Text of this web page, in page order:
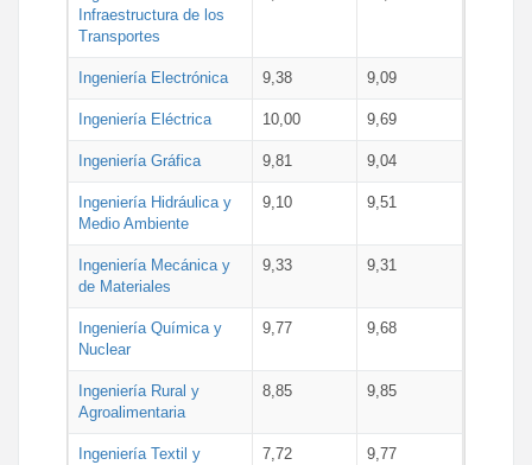
Infraestructura de los
Transportes
Ingeniería Electrónica 9,38 9,09
Ingeniería Eléctrica 10,00 9,69
Ingeniería Gráfica 9,81 9,04
Ingeniería Hidráulica y
Medio Ambiente
9,10 9,51
Ingeniería Mecánica y
de Materiales
9,33 9,31
Ingeniería Química y
Nuclear
9,77 9,68
Ingeniería Rural y
Agroalimentaria
8,85 9,85
Ingeniería Textil y
7,72 9,77